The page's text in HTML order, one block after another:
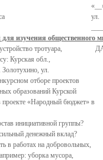
и территорий от
совет профилактики
Золотухино
деятельность
обжалования
иных решений
ул.
изучения общественного
тротуара,
Курская обл.,
ул.
отборе проектов
образований Курской
проекте «Народный бюджет» в
инициативной группы?
денежный вклад?
в работах на добровольных,
уборка мусора,